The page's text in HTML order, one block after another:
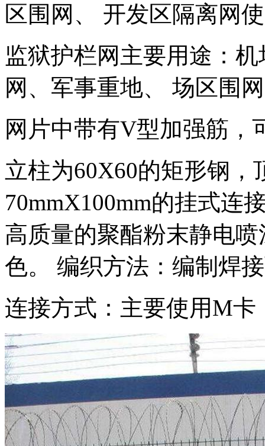
区围网、 开发区隔离网
监狱护栏网主要用途：
网、军事重地、 场区围
网片中带有V型加强筋，
立柱为60X60的矩形钢
70mmX100mm的挂式连
高质量的聚酯粉末静电
色。 编织方法：编制焊
连接方式：主要使用M卡